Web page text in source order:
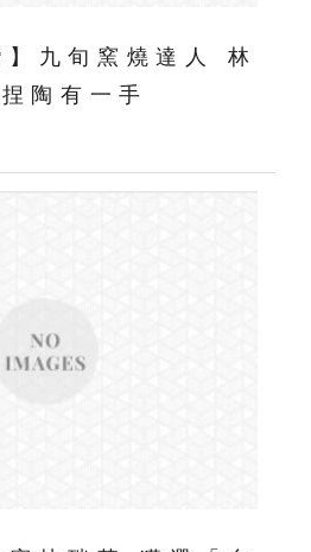
】九旬窯燒達人 林
陶有一手